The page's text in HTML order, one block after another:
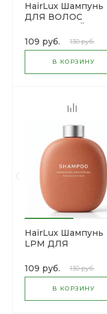
HairLux Шампунь
ДЛЯ ВОЛОС
109 руб.
130 руб.
В КОРЗИНУ
HairLux Шампунь
LPM ДЛЯ
ВОЛОС ЯБЛОКО И
ОЛИВА
109 руб. 130 руб.
В КОРЗИНУ